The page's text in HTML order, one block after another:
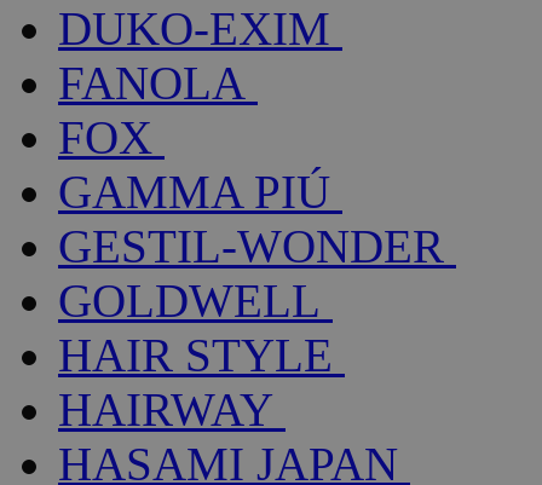
DUKO-EXIM
FANOLA
FOX
GAMMA PIÚ
GESTIL-WONDER
GOLDWELL
HAIR STYLE
HAIRWAY
HASAMI JAPAN